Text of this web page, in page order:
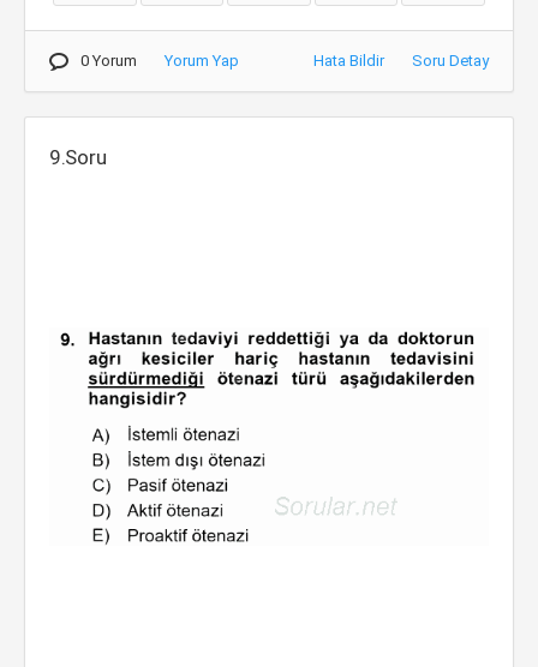
0 Yorum Yorum Yap Hata Bildir Soru Detay
9.Soru